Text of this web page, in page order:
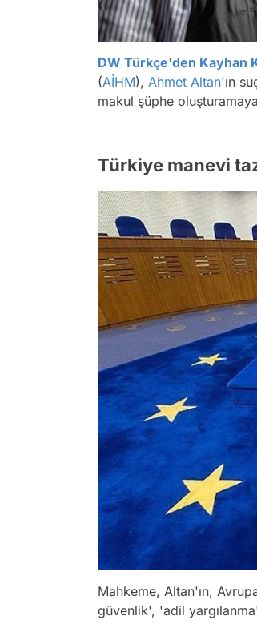
DW Türkçe'den Kayhan
(AİHM), Ahmet Altan'ın
makul şüphe
Türkiye manevi
Mahkeme, Altan'ın,
güvenlik', 'adil